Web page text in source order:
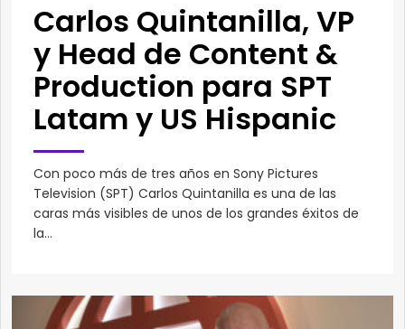
Carlos Quintanilla, VP
y Head de Content &
Production para SPT
Latam y US Hispanic
Con poco más de tres años en Sony Pictures
Television (SPT) Carlos Quintanilla es una de las
caras más visibles de unos de los grandes éxitos de
la...